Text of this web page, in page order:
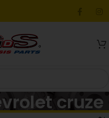
cruze